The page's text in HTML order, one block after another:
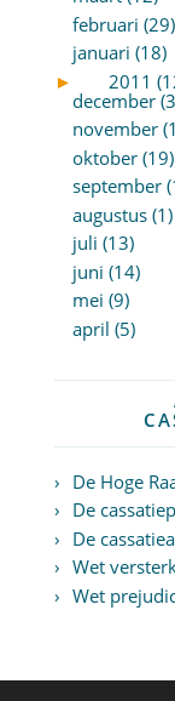
februari (29)
januari (18)
►
2011
december
november
oktober (19)
september
augustus (1)
juli (13)
juni (14)
mei (9)
april (5)
De Hoge
De
De
Wet
Wet